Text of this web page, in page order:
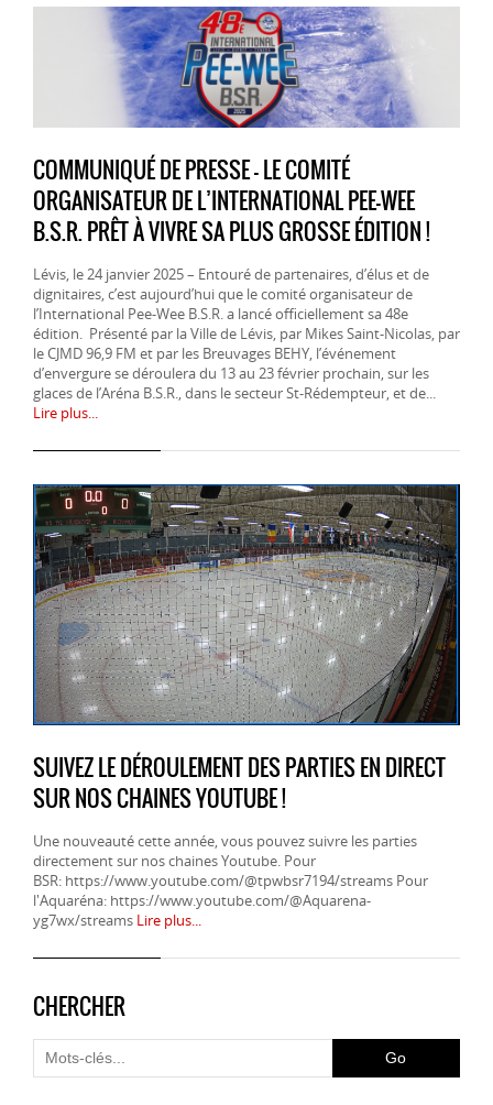
COMMUNIQUÉ DE PRESSE - LE COMITÉ
ORGANISATEUR DE L’INTERNATIONAL PEE-WEE
B.S.R. PRÊT À VIVRE SA PLUS GROSSE ÉDITION !
Lévis, le 24 janvier 2025 – Entouré de partenaires, d’élus et de
dignitaires, c’est aujourd’hui que le comité organisateur de
l’International Pee-Wee B.S.R. a lancé officiellement sa 48e
édition. Présenté par la Ville de Lévis, par Mikes Saint-Nicolas, par
le CJMD 96,9 FM et par les Breuvages BEHY, l’événement
d’envergure se déroulera du 13 au 23 février prochain, sur les
glaces de l’Aréna B.S.R., dans le secteur St-Rédempteur, et de...
Lire plus...
SUIVEZ LE DÉROULEMENT DES PARTIES EN DIRECT
SUR NOS CHAINES YOUTUBE !
Une nouveauté cette année, vous pouvez suivre les parties
directement sur nos chaines Youtube. Pour
BSR: https://www.youtube.com/@tpwbsr7194/streams Pour
l'Aquaréna: https://www.youtube.com/@Aquarena-
yg7wx/streams Lire plus...
CHERCHER